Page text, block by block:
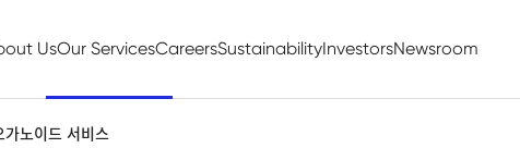
UsOur ServicesCareersSustainabilityInvestorsNewsroom
가노이드 서비스